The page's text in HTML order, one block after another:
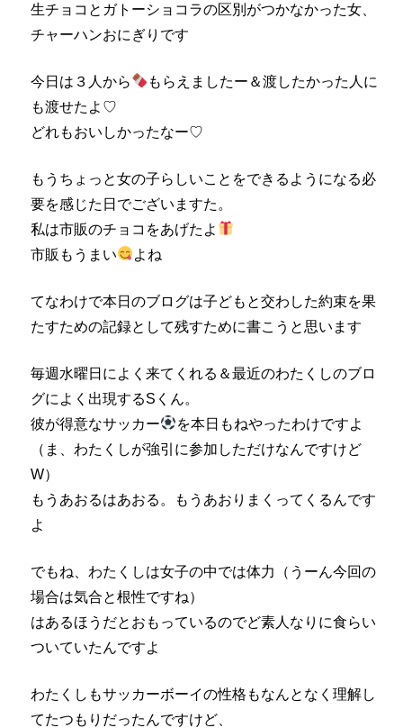
生チョコとガトーショコラの区別がつかなかった女、
チャーハンおにぎりです
今日は３人から
もらえましたー＆渡したかった人に
も渡せたよ♡
どれもおいしかったなー♡
もうちょっと女の子らしいことをできるようになる必
要を感じた日でございますた。
私は市販のチョコをあげたよ
市販もうまい
よね
てなわけで本日のブログは子どもと交わした約束を果
たすための記録として残すために書こうと思います
毎週水曜日によく来てくれる＆最近のわたくしのブロ
グによく出現するSくん。
彼が得意なサッカー
を本日もねやったわけですよ
（ま、わたくしが強引に参加しただけなんですけど
W）
もうあおるはあおる。もうあおりまくってくるんです
よ
でもね、わたくしは女子の中では体力（うーん今回の
場合は気合と根性ですね）
はあるほうだとおもっているのでど素人なりに食らい
ついていたんですよ
わたくしもサッカーボーイの性格もなんとなく理解し
てたつもりだったんですけど、